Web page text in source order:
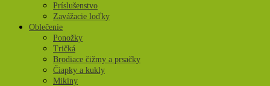
Príslušenstvo
Zavážacie loďky
Oblečenie
Ponožky
Tričká
Brodiace čižmy a prsačky
Čiapky a kukly
Mikiny